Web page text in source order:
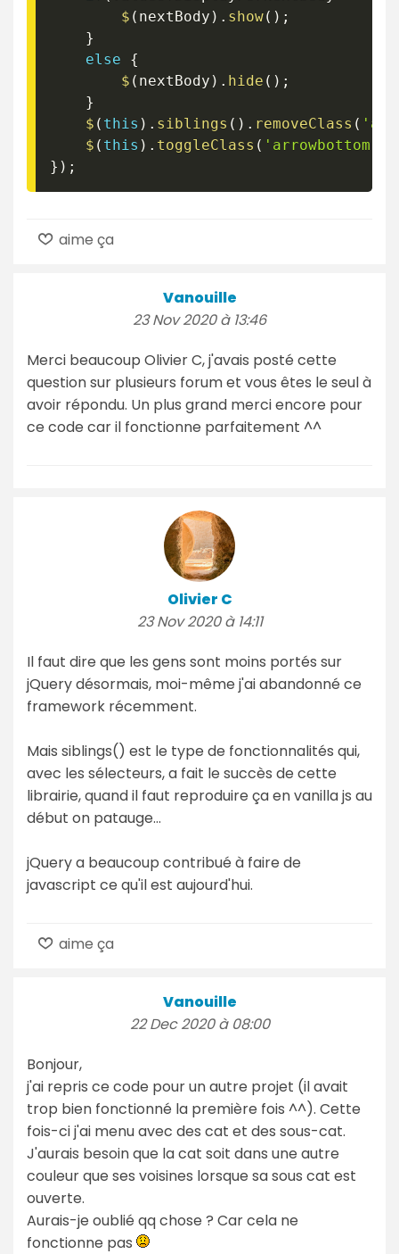
$ ( nextBody ) . show( ) ;
}
else
{
$ ( nextBody ) . hide ( ) ;
}
$ ( this ) . siblings ( ) . removeClass (
$ ( this ) . toggleClass ( 'arrowbottom'
} ) ;
aime ça
Vanouille
23 Nov 2020 à 13:46
Merci beaucoup Olivier C, j'avais posté cette
question sur plusieurs forum et vous êtes le seul à
avoir répondu. Un plus grand merci encore pour
ce code car il fonctionne parfaitement ^^
Olivier C
23 Nov 2020 à 14:11
Il faut dire que les gens sont moins portés sur
jQuery désormais, moi-même j'ai abandonné ce
framework récemment.
Mais siblings() est le type de fonctionnalités qui,
avec les sélecteurs, a fait le succès de cette
librairie, quand il faut reproduire ça en vanilla js au
début on patauge...
jQuery a beaucoup contribué à faire de
javascript ce qu'il est aujourd'hui.
aime ça
Vanouille
22 Dec 2020 à 08:00
Bonjour,
j'ai repris ce code pour un autre projet (il avait
trop bien fonctionné la première fois ^^). Cette
fois-ci j'ai menu avec des cat et des sous-cat.
J'aurais besoin que la cat soit dans une autre
couleur que ses voisines lorsque sa sous cat est
ouverte.
Aurais-je oublié qq chose ? Car cela ne
fonctionne pas